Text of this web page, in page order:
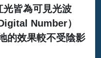
光皆為可見光波
Number）
的效果較不受陰影